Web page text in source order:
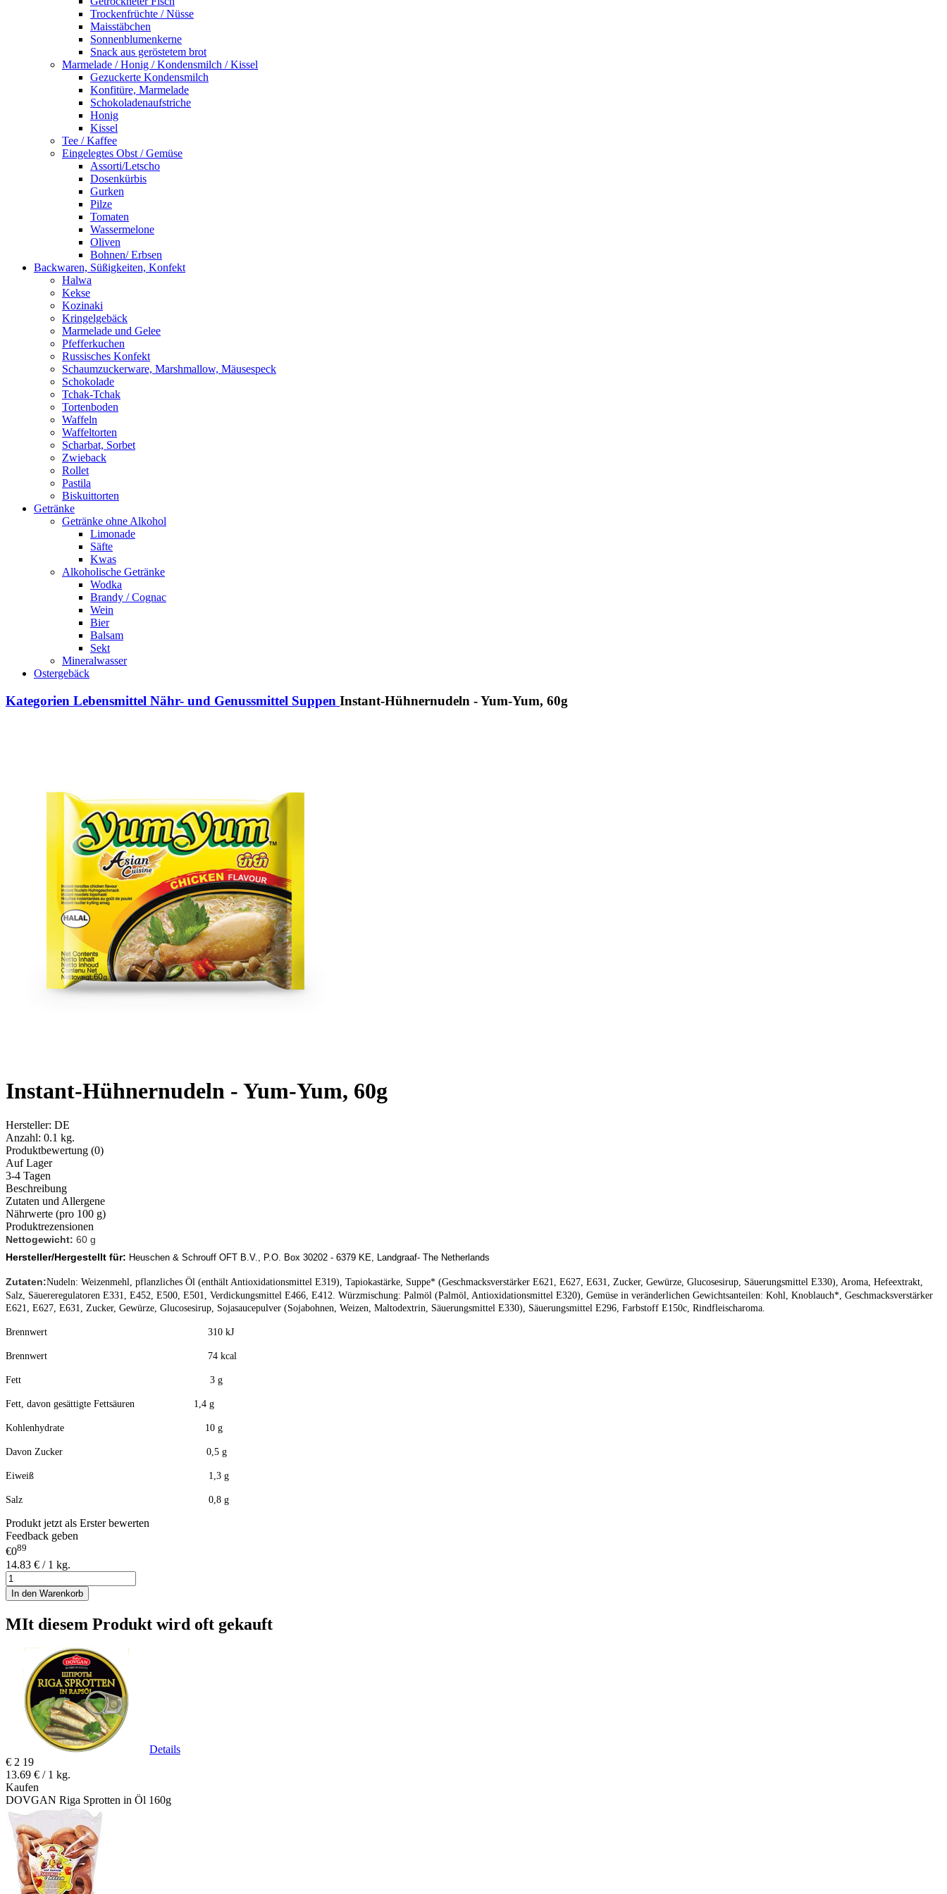
Trockenfrüchte / Nüsse
Maisstäbchen
Sonnenblumenkerne
Snack aus geröstetem brot
Marmelade / Honig / Kondensmilch / Kissel
Gezuckerte Kondensmilch
Konfitüre, Marmelade
Schokoladenaufstriche
Honig
Kissel
Tee / Kaffee
Eingelegtes Obst / Gemüse
Assorti/Letscho
Dosenkürbis
Gurken
Pilze
Tomaten
Wassermelone
Oliven
Bohnen/ Erbsen
Backwaren, Süßigkeiten, Konfekt
Halwa
Kekse
Kozinaki
Kringelgebäck
Marmelade und Gelee
Pfefferkuchen
Russisches Konfekt
Schaumzuckerware, Marshmallow, Mäusespeck
Schokolade
Tchak-Tchak
Tortenboden
Waffeln
Waffeltorten
Scharbat, Sorbet
Zwieback
Rollet
Pastila
Biskuittorten
Getränke
Getränke ohne Alkohol
Limonade
Säfte
Kwas
Alkoholische Getränke
Wodka
Brandy / Cognac
Wein
Bier
Balsam
Sekt
Mineralwasser
Ostergebäck
Kategorien Lebensmittel Nähr- und Genussmittel Suppen Instant-Hühnernudeln - Yum-Yum, 60g
Instant-Hühnernudeln - Yum-Yum, 60g
Hersteller: DE
Anzahl: 0.1 kg.
Produktbewertung (0)
Auf Lager
3-4 Tagen
Beschreibung
Zutaten und Allergene
Nährwerte (pro 100 g)
Produktrezensionen
Nettogewicht: 60 g
Hersteller/Hergestellt für: Heuschen & Schrouff OFT B.V., P.O. Box 30202 - 6379 KE, Landgraaf- The Netherlands
Zutaten:Nudeln: Weizenmehl, pflanzliches Öl (enthält Antioxidationsmittel E319), Tapiokastärke, Suppe* (Geschmacksverstärker E621, E627, E631, Zucker, Gewürze, Glucosesirup, Säuerungsmittel E330), Aroma, Hefeextrakt,
Salz, Säuereregulatoren E331, E452, E500, E501, Verdickungsmittel E466, E412. Würzmischung: Palmöl (Palmöl, Antioxidationsmittel E320), Gemüse in veränderlichen Gewichtsanteilen: Kohl, Knoblauch*, Geschmacksverstärker
E621, E627, E631, Zucker, Gewürze, Glucosesirup, Sojasaucepulver (Sojabohnen, Weizen, Maltodextrin, Säuerungsmittel E330), Säuerungsmittel E296, Farbstoff E150c, Rindfleischaroma.
Brennwert 310 kJ
Brennwert 74 kcal
Fett 3 g
Fett, davon gesättigte Fettsäuren 1,4 g
Kohlenhydrate 10 g
Davon Zucker 0,5 g
Eiweiß 1,3 g
Salz 0,8 g
Produkt jetzt als Erster bewerten
Feedback geben
€089
14.83 € / 1 kg.
In den Warenkorb
MIt diesem Produkt wird oft gekauft
Details
€ 2 19
13.69 € / 1 kg.
Kaufen
DOVGAN Riga Sprotten in Öl 160g